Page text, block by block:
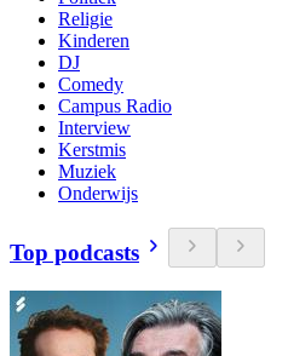
Religie
Kinderen
DJ
Comedy
Campus Radio
Interview
Kerstmis
Muziek
Onderwijs
Top podcasts